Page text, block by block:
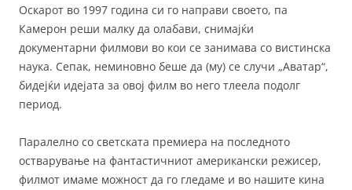
Оскарот во 1997 година си го направи своето, па
Камерон реши малку да олабави, снимајќи
документарни филмови во кои се занимава со вистинска
наука. Сепак, неминовно беше да (му) се случи „Аватар“,
бидејќи идејата за овој филм во него тлеела подолг
период.
Паралелно со светската премиера на последното
остварување на фантастичниот американски режисер,
филмот имаме можност да го гледаме и во нашите кина